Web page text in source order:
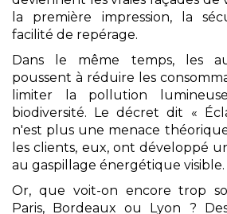
la première impression, la
facilité de repérage.
Dans le même temps, les
poussent à réduire les
limiter la pollution
biodiversité. Le décret dit «
n'est plus une menace
les clients, eux, ont développé
au gaspillage énergétique visible.
Or, que voit-on encore trop
Paris, Bordeaux ou Lyon ?